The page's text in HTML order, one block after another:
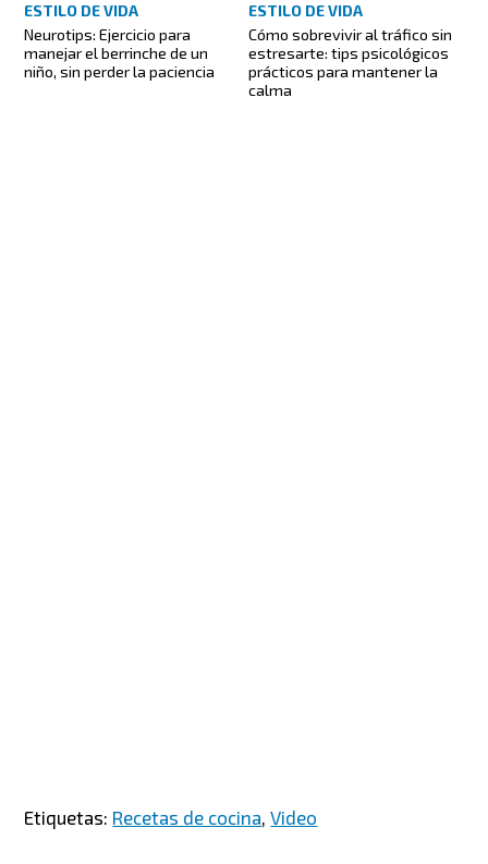
ESTILO DE VIDA
Neurotips: Ejercicio para
manejar el berrinche de un
niño, sin perder la paciencia
ESTILO DE VIDA
Cómo sobrevivir al tráfico sin
estresarte: tips psicológicos
prácticos para mantener la
calma
Etiquetas: Recetas de cocina ,Video